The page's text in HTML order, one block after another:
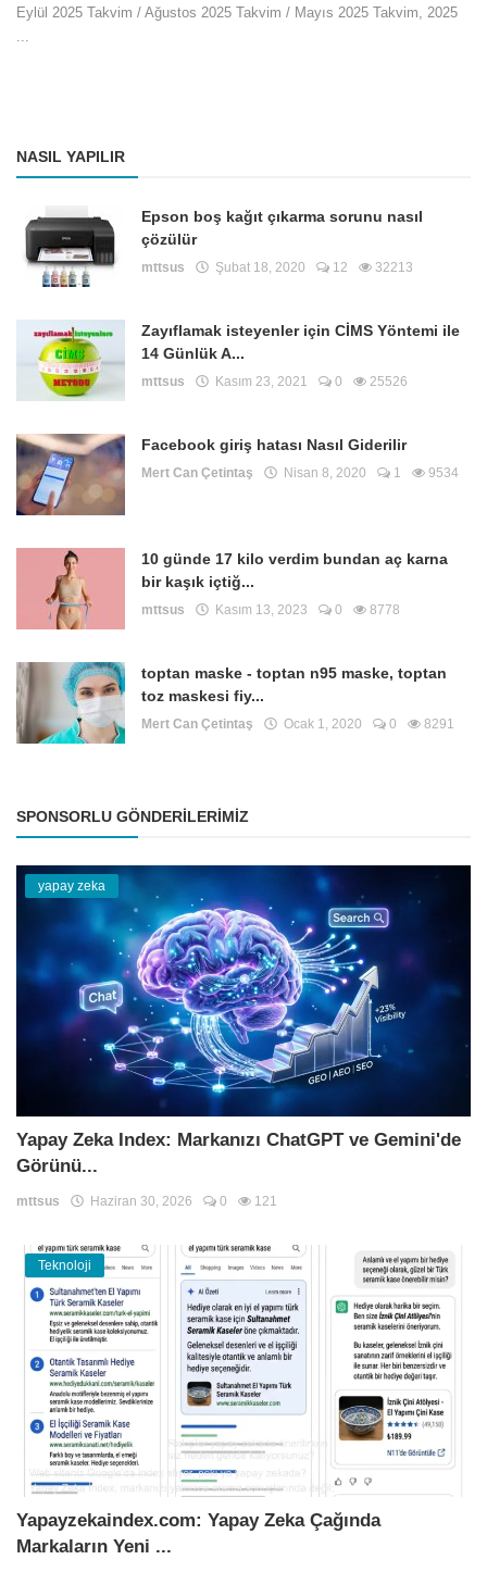
Eylül 2025 Takvim / Ağustos 2025 Takvim / Mayıs 2025 Takvim, 2025
...
NASIL YAPILIR
Epson boş kağıt çıkarma sorunu nasıl
çözülür
mttsus Şubat 18, 2020 12 32213
Zayıflamak isteyenler için CİMS Yöntemi ile
14 Günlük A...
mttsus Kasım 23, 2021 0 25526
Facebook giriş hatası Nasıl Giderilir
Mert Can Çetintaş Nisan 8, 2020 1 9534
10 günde 17 kilo verdim bundan aç karna
bir kaşık içtiğ...
mttsus Kasım 13, 2023 0 8778
toptan maske - toptan n95 maske, toptan
toz maskesi fiy...
Mert Can Çetintaş Ocak 1, 2020 0 8291
SPONSORLU GÖNDERILERIMIZ
yapay zeka
Yapay Zeka Index: Markanızı ChatGPT ve Gemini'de
Görünü...
mttsus Haziran 30, 2026 0 121
Teknoloji
Yapayzekaindex.com: Yapay Zeka Çağında
Markaların Yeni ...